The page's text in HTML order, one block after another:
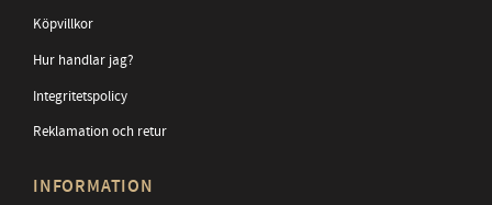
Köpvillkor
Hur handlar jag?
Integritetspolicy
Reklamation och retur
INFORMATION